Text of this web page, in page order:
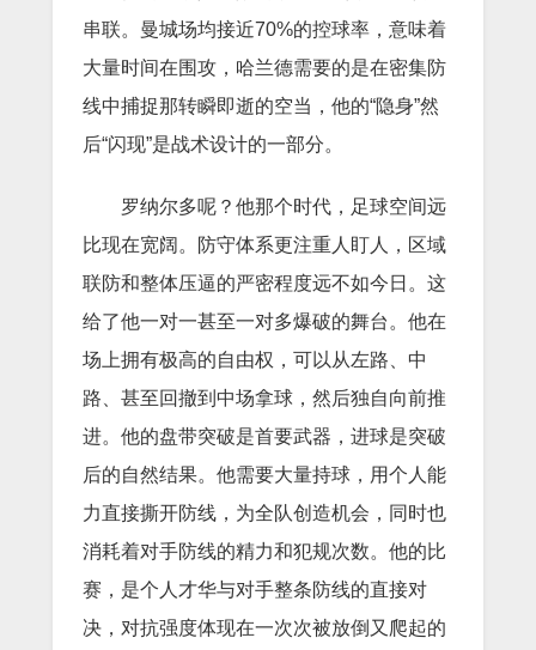
串联。曼城场均接近70%的控球率，意味着
大量时间在围攻，哈兰德需要的是在密集防
线中捕捉那转瞬即逝的空当，他的“隐身”然
后“闪现”是战术设计的一部分。
罗纳尔多呢？他那个时代，足球空间远
比现在宽阔。防守体系更注重人盯人，区域
联防和整体压逼的严密程度远不如今日。这
给了他一对一甚至一对多爆破的舞台。他在
场上拥有极高的自由权，可以从左路、中
路、甚至回撤到中场拿球，然后独自向前推
进。他的盘带突破是首要武器，进球是突破
后的自然结果。他需要大量持球，用个人能
力直接撕开防线，为全队创造机会，同时也
消耗着对手防线的精力和犯规次数。他的比
赛，是个人才华与对手整条防线的直接对
决，对抗强度体现在一次次被放倒又爬起的